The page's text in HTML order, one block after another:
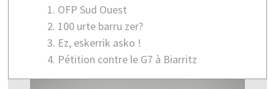
OFP Sud Ouest
100 urte barru zer?
Ez, eskerrik asko !
Pétition contre le G7 à Biarritz